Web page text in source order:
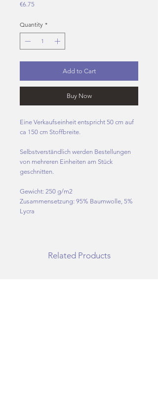
€6.75
Quantity *
Add to Cart
Buy Now
Eine Verkaufseinheit entspricht 50 cm auf
ca 150 cm Stoffbreite.
Selbstverständlich werden Bestellungen
von mehreren Einheiten am Stück
geschnitten.
Gewicht: 250 g/m2
Zusammensetzung: 95% Baumwolle, 5%
Lycra
Related Products